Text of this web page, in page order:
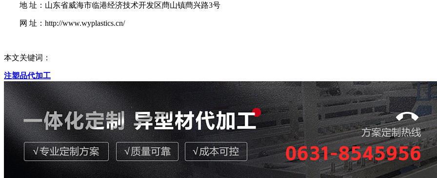
地 址：山东省威海市临港经济技术开发区蔄山镇蔄兴路3号
网 址：http://www.wyplastics.cn/
本文关键词：
注塑品代加工